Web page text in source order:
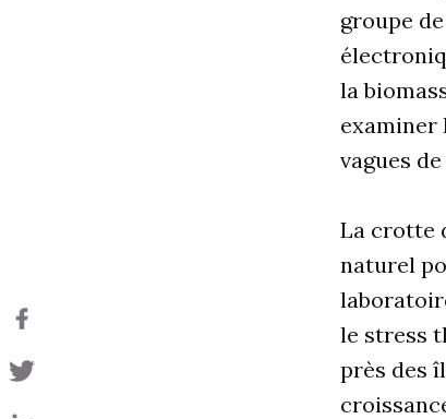
groupe
la
examiner
vagues
La crotte
naturel
le stress
près des